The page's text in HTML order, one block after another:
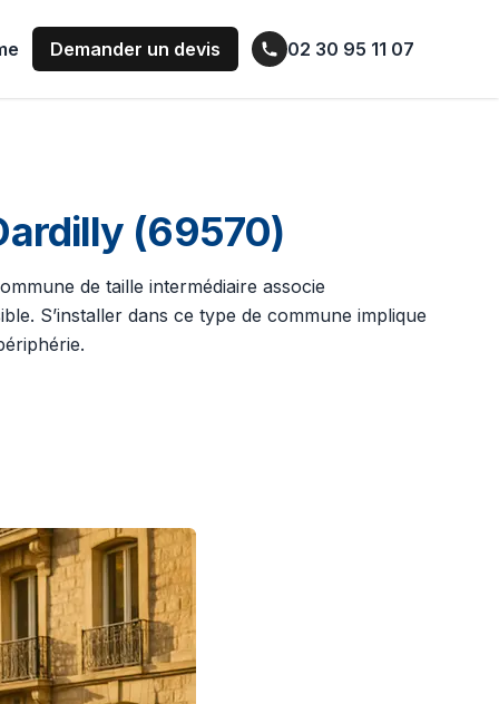
Demander un devis 02 30 95 11 07
(69570)
de taille intermédiaire associe
S’installer dans ce type de commune implique